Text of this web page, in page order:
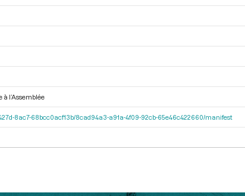
à l’Assemblée
427d-8ac7-68bcc0acf13b/8cad94a3-a91a-4f09-92cb-65e46c422660/manifest